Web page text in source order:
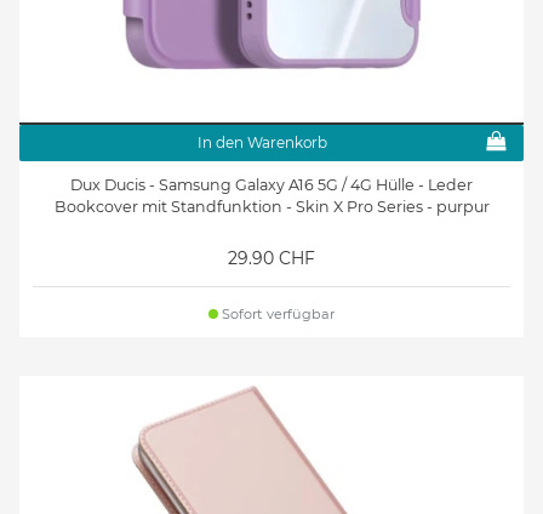
In den Warenkorb
Dux Ducis - Samsung Galaxy A16 5G / 4G Hülle - Leder
Bookcover mit Standfunktion - Skin X Pro Series - purpur
29.90 CHF
Sofort verfügbar